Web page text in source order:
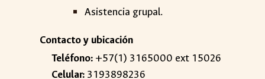
Asistencia grupal.
Contacto y ubicación
Teléfono: +57(1) 3165000 ext 15026
Celular: 3193898236